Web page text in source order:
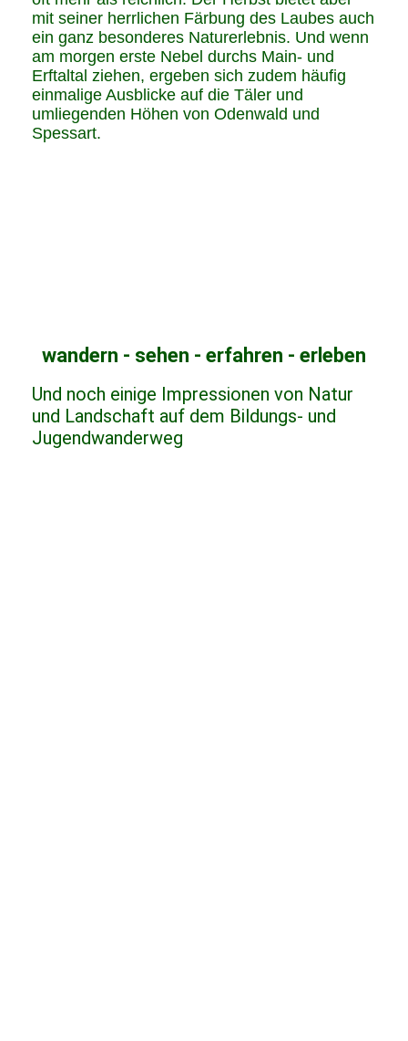
mit seiner herrlichen Färbung des Laubes auch
ein ganz besonderes Naturerlebnis. Und wenn
am morgen erste Nebel durchs Main- und
Erftaltal ziehen, ergeben sich zudem häufig
einmalige Ausblicke auf die Täler und
umliegenden Höhen von Odenwald und
Spessart.
wandern - sehen - erfahren - erleben
Und noch einige Impressionen von Natur
und Landschaft auf dem Bildungs- und
Jugendwanderweg